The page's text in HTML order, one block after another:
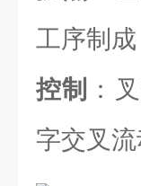
工序制
控制
：
字交叉